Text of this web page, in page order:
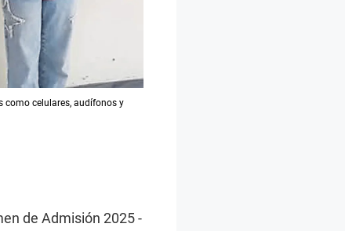
como celulares, audífonos y
de Admisión 2025 -